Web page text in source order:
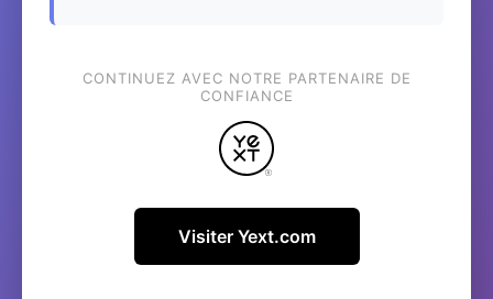
CONTINUEZ AVEC NOTRE PARTENAIRE DE
CONFIANCE
Visiter Yext.com